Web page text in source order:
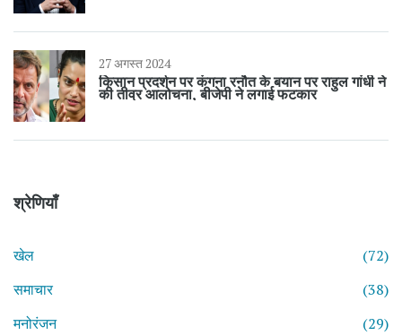
27 अगस्त 2024
किसान प्रदर्शन पर कंगना रनौत के बयान पर राहुल गांधी ने
की तीव्र आलोचना, बीजेपी ने लगाई फटकार
श्रेणियाँ
खेल
(72)
समाचार
(38)
मनोरंजन
(29)